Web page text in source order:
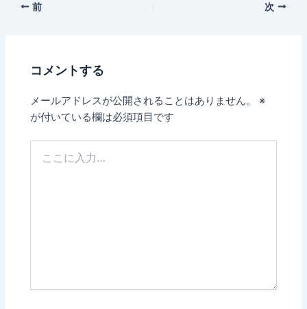
前 次
コメントする
メールアドレスが公開されることはありません。
※
が付いている欄は必須項目です